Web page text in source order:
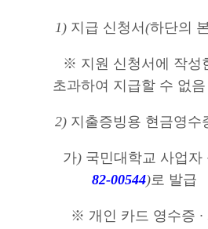
1) 지급 신청서 (하단의
※ 지원 신청서에 작성
초과하여 지급할 수 없음
2) 지출증빙용 현금영수
가) 국민대학교 사업자
82-00544)로 발급
※ 개인 카드 영수증 ·